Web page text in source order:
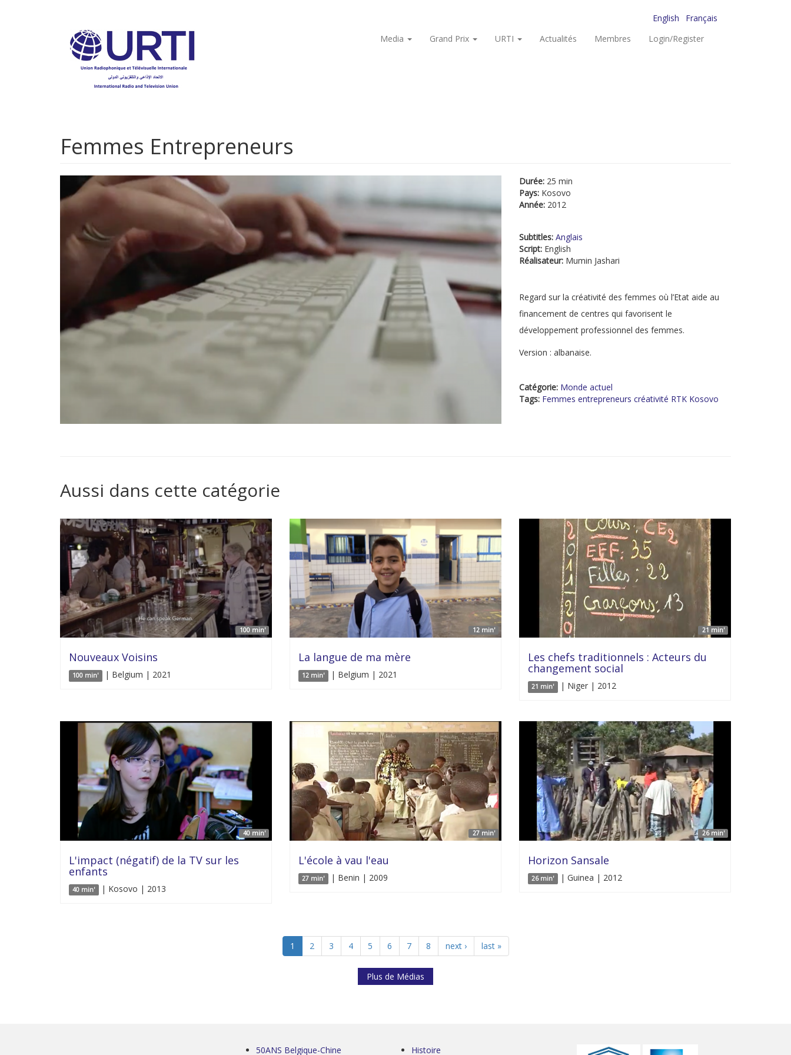
English
Français
Media
Grand Prix URTI Actualités Membres Login/Register
Femmes Entrepreneurs
Durée: 25 min
Pays: Kosovo
Année: 2012
Subtitles: Anglais
Script: English
Réalisateur: Mumin Jashari
Regard sur la créativité des femmes où l’Etat aide au
financement de centres qui favorisent le
développement professionnel des femmes.
Version : albanaise.
Catégorie: Monde actuel
Tags: Femmes entrepreneurs créativité RTK Kosovo
Aussi dans cette catégorie
100 min'
Nouveaux Voisins
100 min' | Belgium | 2021
12 min'
La langue de ma mère
12 min' | Belgium | 2021
21 min'
Les chefs traditionnels : Acteurs du
changement social
21 min' | Niger | 2012
40 min'
L'impact (négatif) de la TV sur les
enfants
40 min' | Kosovo | 2013
27 min'
L'école à vau l'eau
27 min' | Benin | 2009
26 min'
Horizon Sansale
26 min' | Guinea | 2012
1 2 3 4 5 6 7 8 next › last »
Plus de Médias
50ANS Belgique-Chine Histoire